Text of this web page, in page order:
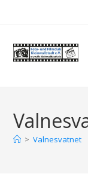
> Valnesvatnet